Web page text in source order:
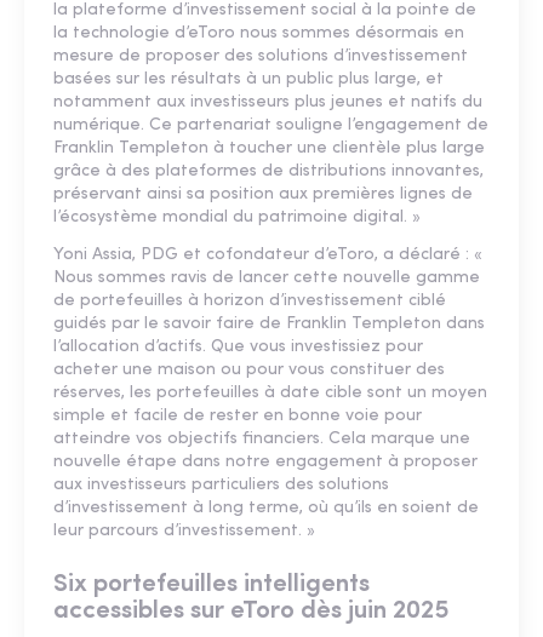
la plateforme d’investissement social à la pointe de
la technologie d’eToro nous sommes désormais en
mesure de proposer des solutions d’investissement
basées sur les résultats à un public plus large, et
notamment aux investisseurs plus jeunes et natifs du
numérique. Ce partenariat souligne l’engagement de
Franklin Templeton à toucher une clientèle plus large
grâce à des plateformes de distributions innovantes,
préservant ainsi sa position aux premières lignes de
l’écosystème mondial du patrimoine digital. »
Yoni Assia, PDG et cofondateur d’eToro, a déclaré : «
Nous sommes ravis de lancer cette nouvelle gamme
de portefeuilles à horizon d’investissement ciblé
guidés par le savoir faire de Franklin Templeton dans
l’allocation d’actifs. Que vous investissiez pour
acheter une maison ou pour vous constituer des
réserves, les portefeuilles à date cible sont un moyen
simple et facile de rester en bonne voie pour
atteindre vos objectifs financiers. Cela marque une
nouvelle étape dans notre engagement à proposer
aux investisseurs particuliers des solutions
d’investissement à long terme, où qu’ils en soient de
leur parcours d’investissement. »
Six portefeuilles intelligents
accessibles sur eToro dès juin 2025